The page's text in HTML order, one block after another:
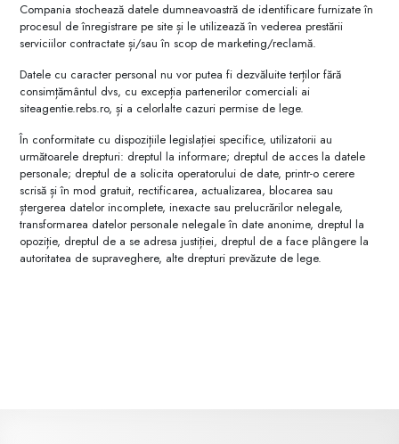
Compania stochează datele dumneavoastră de identificare furnizate în
procesul de înregistrare pe site și le utilizează în vederea prestării
serviciilor contractate și/sau în scop de marketing/reclamă.
Datele cu caracter personal nu vor putea fi dezvăluite terților fără
consimțământul dvs, cu excepția partenerilor comerciali ai
siteagentie.rebs.ro, și a celorlalte cazuri permise de lege.
În conformitate cu dispozițiile legislației specifice, utilizatorii au
următoarele drepturi: dreptul la informare; dreptul de acces la datele
personale; dreptul de a solicita operatorului de date, printr-o cerere
scrisă și în mod gratuit, rectificarea, actualizarea, blocarea sau
ștergerea datelor incomplete, inexacte sau prelucrărilor nelegale,
transformarea datelor personale nelegale în date anonime, dreptul la
opoziție, dreptul de a se adresa justiției, dreptul de a face plângere la
autoritatea de supraveghere, alte drepturi prevăzute de lege.